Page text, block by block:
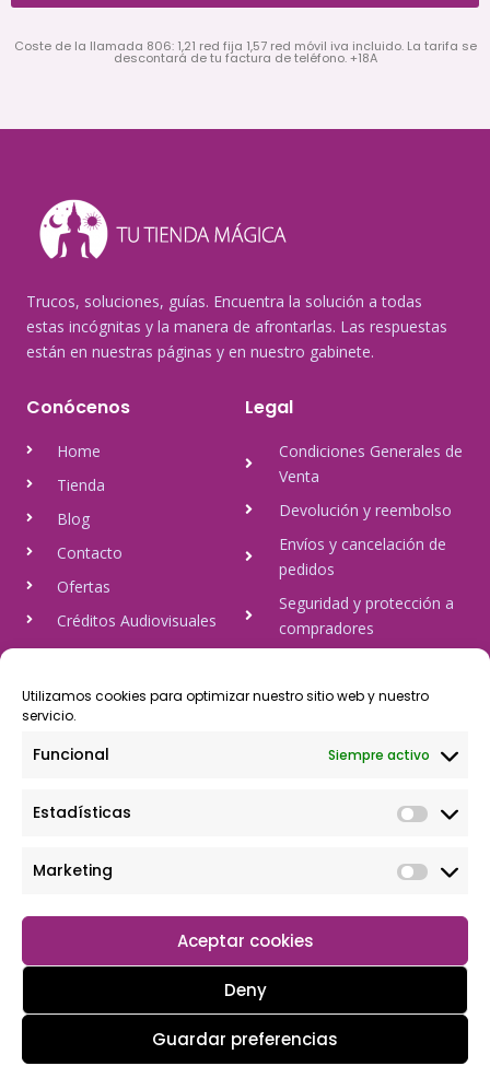
Utilizamos cookies para optimizar nuestro sitio web y nuestro
servicio.
Funcional Siempre activo
Estadísticas
Marketing
Aceptar cookies
Deny
Guardar preferencias
Coste de la llamada 806: 1,21 red fija 1,57 red móvil iva incluido. La tarifa se
descontará de tu factura de teléfono. +18A
Trucos, soluciones, guías. Encuentra la solución a todas
estas incógnitas y la manera de afrontarlas. Las respuestas
están en nuestras páginas y en nuestro gabinete.
Conócenos
Home
Tienda
Blog
Contacto
Ofertas
Créditos Audiovisuales
tulineamagica.com
Legal
Condiciones Generales de
Venta
Devolución y reembolso
Envíos y cancelación de
pedidos
Seguridad y protección a
compradores
Política de cookies
Copyright © 2026 Tu tienda magica